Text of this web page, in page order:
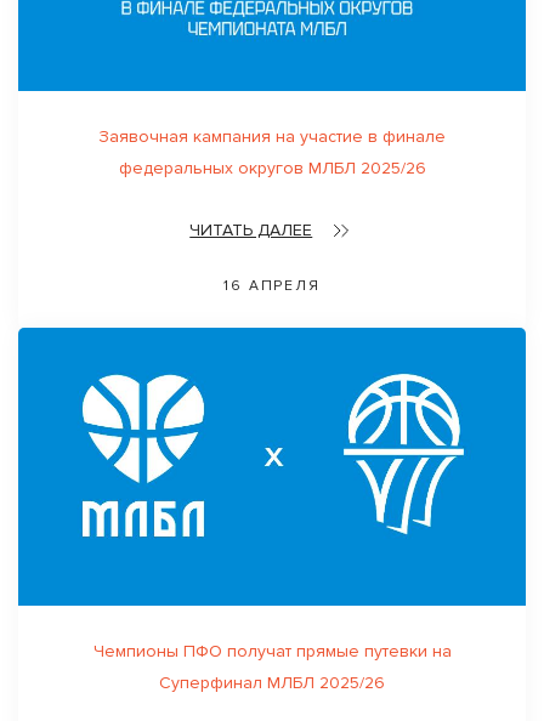
Заявочная кампания на участие в финале
федеральных округов МЛБЛ 2025/26
ЧИТАТЬ ДАЛЕЕ
16 АПРЕЛЯ
Чемпионы ПФО получат прямые путевки на
Суперфинал МЛБЛ 2025/26